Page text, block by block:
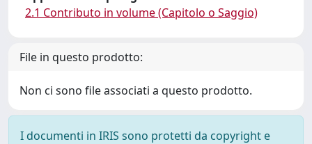
2.1 Contributo in volume (Capitolo o Saggio)
File in questo prodotto:
Non ci sono file associati a questo prodotto.
I documenti in IRIS sono protetti da copyright e